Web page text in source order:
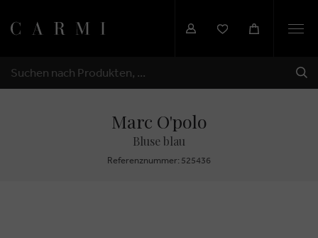
SUCHEN
Marc O'polo
Bluse blau
Referenznummer: 525436